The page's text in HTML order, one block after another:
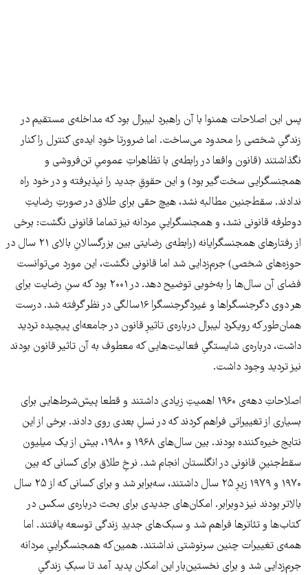
پس این اصلاحات همنوا با آن راهبردِ لیبرال بود که مداخله‌ی مستقیم در
زندگیِ شخصی را محدود می‌ساخت. اما ضرورتا خودِ ایده‌ی کنترل را کنار
نگذاشتند (قانون واقعا در رابطه‌ی با تظاهراتِ عمومیِ تن‌فروشی و
همجنسگرایی سخت‌گیر بود) و این حقوقِ جدید را نپذیرفته و در خود راه
ندادند. سقط‌جنین مطالبه نشد، هیچ حقی برای طلاق در صورتِ رضایتِ
دوطرفه قانونی نشد، و همجنسگراییِ مردانه نیز تماما قانونی نگشت: برخی
از رفتارهای همجنسگرایانه (رابطه‌ی رضایتی بین بزرگسالانِ بالای ۲۱ سال در
حوزه‌های شخصی) جرم‌زدایی شد اما قانونی نگشت، این مورد می‌توانست
فضای آن سال‌ها را به‌خوبی توضیح دهد. در ۲۰۰۱ بود که سنِ رضایت برای
هر دوی دگرجنسگراها و غیردگرجنسگرا ۱۶سالگی در نظر گرفته شد. درست
همان‌طور که رویکردِ لیبرال درباره‌ی تاثیرِ قانون در جامعه‌ای پیچیده تردید
داشت، درباره‌ی شایستگیِ فعالیت‌هایی که معطوف به آن تاثیر قانون بودند
نیز تردید وجود داشت.
اصلاحاتِ دهه‌ی ۱۹۶۰ اهمیتِ زیادی داشتند و قطعا پیش‌شرط‌هایی برای
بسیاری از تغییراتی فراهم کردند که در نسلِ بعدی روی دادند. برخی از این
نتایج خیره‌کننده بودند. بین سال‌های ۱۹۶۸ و ۱۹۸۰، بیش از یک میلیون
سقط‌جنینِ قانونی در انگلستان انجام شد. نرخِ طلاق برای کسانی که بین
۱۹۷۰ و ۱۹۷۹ زیرِ ۲۵ سال داشتند، سه‌برابر شد و برای کسانی که از ۲۵ سال
بالاتر بودند نیز دوبرابر. امکان‌های جدیدی برای بحث درباره‌ی سکس در
کتاب‌ها و تئاترها فراهم شد و سبک‌های جدیدِ زندگی توسعه یافتند. اما
همه‌ی تغییرات چنین سرنوشتی نداشتند. همین‌که همجنسگراییِ مردانه
جرم‌زدایی شد و برای نخستین‌بار این امکان پدید آمد تا سبکِ زندگیِ